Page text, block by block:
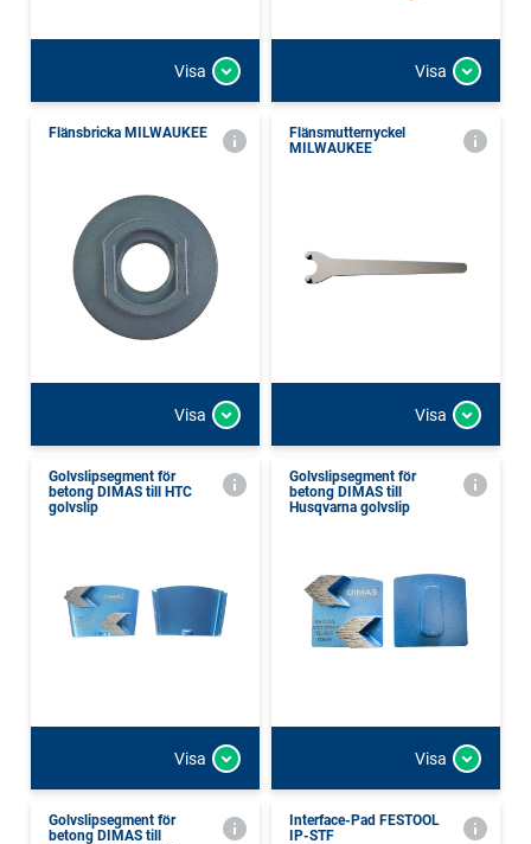
Visa Visa
Flänsbricka MILWAUKEE
Visa
Flänsmutternyckel
MILWAUKEE
Visa
Golvslipsegment för
betong DIMAS till HTC
golvslip
Visa
Golvslipsegment för
betong DIMAS till
Husqvarna golvslip
Visa
Golvslipsegment för
betong DIMAS till
Interface-Pad FESTOOL
IP-STF